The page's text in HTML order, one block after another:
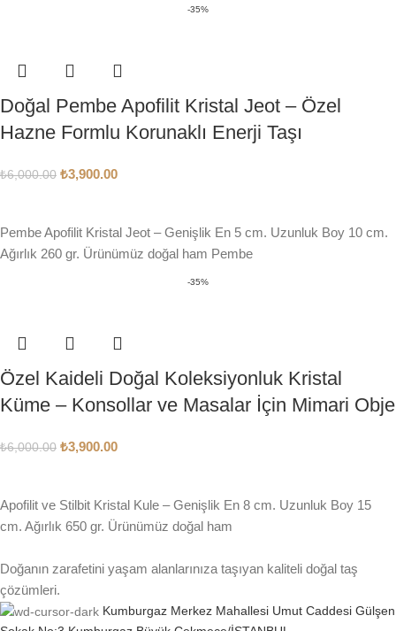
-35%
Doğal Pembe Apofilit Kristal Jeot – Özel
Hazne Formlu Korunaklı Enerji Taşı
₺6,000.00 ₺3,900.00
Pembe Apofilit Kristal Jeot – Genişlik En 5 cm. Uzunluk Boy 10 cm.
Ağırlık 260 gr. Ürünümüz doğal ham Pembe
-35%
Özel Kaideli Doğal Koleksiyonluk Kristal
Küme – Konsollar ve Masalar İçin Mimari Obje
₺6,000.00 ₺3,900.00
Apofilit ve Stilbit Kristal Kule – Genişlik En 8 cm. Uzunluk Boy 15
cm. Ağırlık 650 gr. Ürünümüz doğal ham
Doğanın zarafetini yaşam alanlarınıza taşıyan kaliteli doğal taş
çözümleri.
Kumburgaz Merkez Mahallesi Umut Caddesi Gülşen